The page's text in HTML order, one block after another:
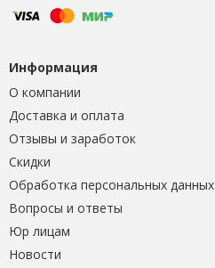
Информация
О компании
Доставка и оплата
Отзывы и заработок
Скидки
Обработка персональных данных
Вопросы и ответы
Юр лицам
Новости